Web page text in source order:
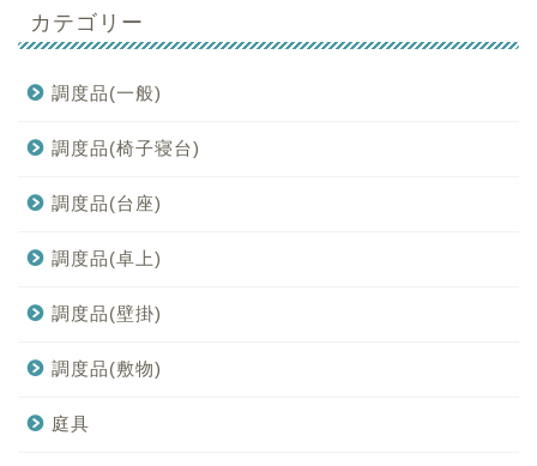
カテゴリー
調度品(一般)
調度品(椅子寝台)
調度品(台座)
調度品(卓上)
調度品(壁掛)
調度品(敷物)
庭具